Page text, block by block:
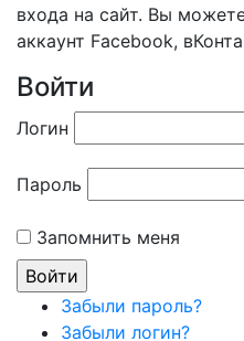
входа на сайт. Вы
аккаунт Facebook,
Войти
Логин
Пароль
Запомнить меня
Забыли пароль?
Забыли логин?